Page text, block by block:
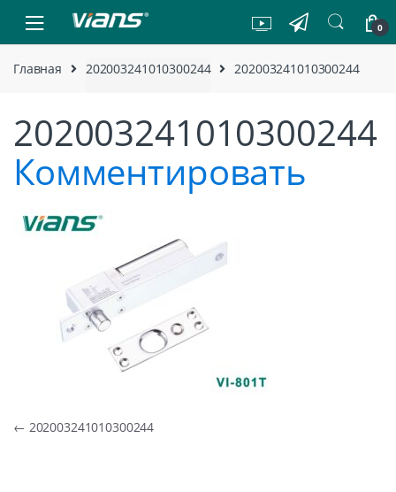
Skip to navigation
Skip to content
0
Главная 202003241010300244 202003241010300244
202003241010300244
Комментировать
Навигация по записям
← 202003241010300244